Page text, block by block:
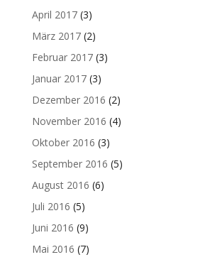
April 2017(3)
März 2017(2)
Februar 2017(3)
Januar 2017(3)
Dezember 2016 (2)
November 2016 (4)
Oktober 2016 (3)
September 2016 (5)
August 2016 (6)
Juli 2016 (5)
Juni 2016 (9)
Mai 2016 (7)